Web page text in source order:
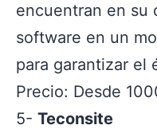
encuentran en su
software en un
para garantizar el
Precio: Desde
5- Teconsite